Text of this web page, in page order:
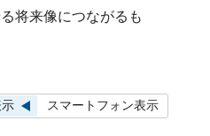
将来像につながるも
示 スマートフォン表示